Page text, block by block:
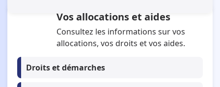
Se connecter à mon espace personnel
Tous mes services en ligne
Vos allocations et aides
Consultez les informations sur vos
allocations, vos droits et vos aides.
Droits et démarches